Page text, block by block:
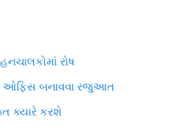
રોષ
ઓફિસ બનાવવા રજુઆત
ક્યારે કરશે